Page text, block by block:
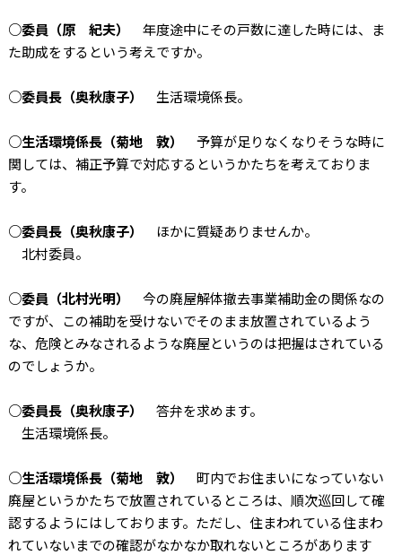
○委員（原 紀夫）
年度途中にその戸数に達した時には、ま
た助成をするという考えですか。
○委員長（奥秋康子） 生活環境係長。
○生活環境係長（菊地 敦）
予算が足りなくなりそうな時に
関しては、補正予算で対応するというかたちを考えておりま
す。
○委員長（奥秋康子）
ほかに質疑ありませんか。
北村委員。
○委員（北村光明）
今の廃屋解体撤去事業補助金の関係なの
ですが、この補助を受けないでそのまま放置されているよう
な、危険とみなされるような廃屋というのは把握はされている
のでしょうか。
○委員長（奥秋康子）
答弁を求めます。
生活環境係長。
○生活環境係長（菊地 敦）
町内でお住まいになっていない
廃屋というかたちで放置されているところは、順次巡回して確
認するようにはしております。ただし、住まわれている住まわ
れていないまでの確認がなかなか取れないところがあります